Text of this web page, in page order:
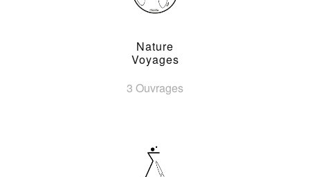
Nature
Voyages
3 Ouvrages